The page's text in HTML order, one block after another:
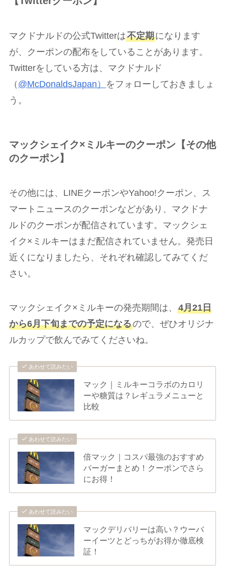
マクドナルドの公式Twitterは不定期になります
が、クーポンの配布をしていることがあります。
Twitterをしている方は、マクドナルド
（ @McDonaldsJapan）
をフォローしておきましょ
う。
マックシェイク×ミルキーのクーポン【その他
のクーポン】
その他には、LINEクーポンやYahoo!クーポン、ス
マートニュースのクーポンなどがあり、マクドナ
ルドのクーポンが配信されています。マックシェ
イク×ミルキーはまだ配信されていません。発売日
近くになりましたら、それぞれ確認してみてくだ
さい。
マックシェイク×ミルキーの発売期間は、 4月21日
から6月下旬までの予定になるので、ぜひオリジナ
ルカップで飲んでみてくださいね。
あわせて読みたい
マック｜ミルキーコラボのカロリ
ーや糖質は？レギュラメニューと
比較
あわせて読みたい
倍マック｜コスパ最強のおすすめ
バーガーまとめ！クーポンでさら
にお得！
あわせて読みたい
マックデリバリーは高い？ウーバ
ーイーツとどっちがお得か徹底検
証！